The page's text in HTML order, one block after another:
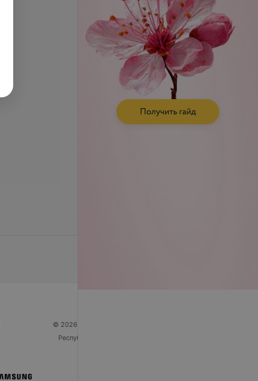
© 2026 ООО «Артокс Лаб», УНП 191700409
Республика Беларусь, г. Минск, улица Толбухина, 2,